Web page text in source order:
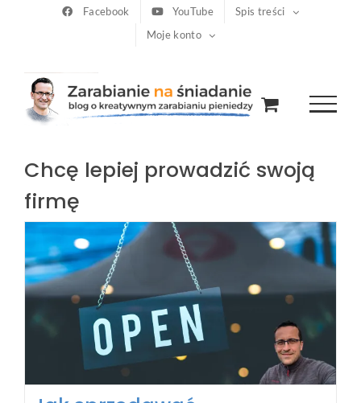
Facebook YouTube
Spis treści
Moje konto
Chcę lepiej prowadzić swoją
firmę